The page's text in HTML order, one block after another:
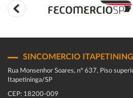
SINCOMERCIO
Rua Monsenhor Soares, nº 637, Piso
Itapetininga/SP
CEP: 18200-009